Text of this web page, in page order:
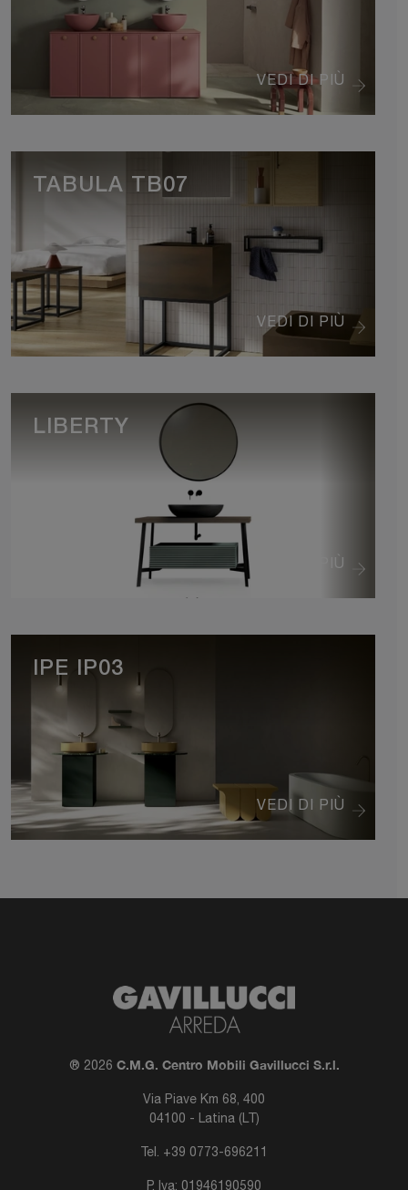
VEDI DI PIÙ
VEDI DI PIÙ
TABULA TB07
VEDI DI PIÙ
LIBERTY
VEDI DI PIÙ
IPE IP03
® 2026 C.M.G. Centro Mobili Gavillucci S.r.l.
Via Piave Km 68, 400
04100 - Latina (LT)
Tel. +39 0773-696211
P. Iva: 01946190590